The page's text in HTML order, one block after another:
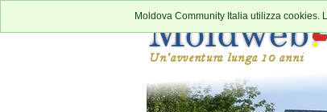
Moldova Community Italia utilizza cookies.